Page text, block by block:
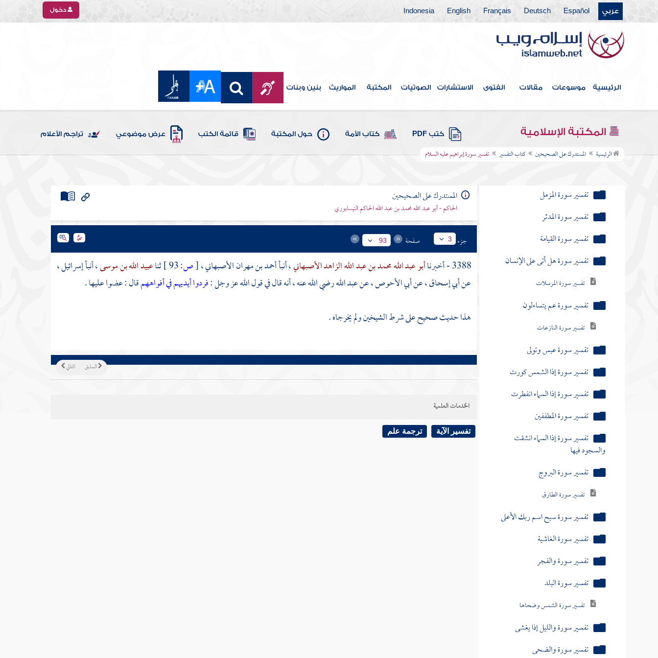
عربي Español
Deutsch
Français
English
Indonesia دخول
الرئيسية موسوعات مقالات الفتوى الاستشارات الصوتيات المكتبة المواريث بنين وبنات
المكتبة الإسلامية كتب PDF كتاب الأمة حول المكتبة قائمة الكتب عرض موضوعي تراجم الأعلام
الرئيسية المستدرك على الصحيحين كتاب التفسير تفسير سورة إبراهيم عليه السلام
تفسير سورة الحاقة
تفسير سورة سأل سائل
تفسير سورة نوح
تفسير سورة المرسلات
تفسير سورة عم يتساءلون
تفسير سورة النازعات
تفسير سورة عبس وتولى
تفسير سورة إذا الشمس كورت
تفسير سورة إذا السماء انفطرت
تفسير سورة المطففين
تفسير سورة إذا السماء انشقت
والسجود فيها
تفسير سورة البروج
تفسير سورة الطارق
تفسير سورة سبح اسم ربك الأعلى
تفسير سورة الغاشية
تفسير سورة والفجر
تفسير سورة البلد
تفسير سورة الشمس وضحاها
تفسير سورة والليل إذا يغشى
تفسير سورة والضحى
تفسير سورة ألم نشرح
تفسير سورة والتين
تفسير سورة اقرأ باسم ربك الذي خلق
تفسير سورة إنا أنزلناه
المستدرك على الصحيحين
الحاكم - أبو عبد الله محمد بن عبد الله الحاكم النيسابوري
جزء 3 صفحة 93
3388 - أخبرنا أبو عبد الله محمد بن عبد الله الزاهد الأصبهاني، أنبأأحمد بن مهران الأصبهاني،[ص: ثناعبيد الله بن موسى، أنبأإسرائيل،
عنأبي إسحاق، عنأبي الأحوص، عنعبد اللهرضي الله عنه ، أنه قال في قول الله عز وجل :فردوا أيديهم في أفواههمقال : عضوا عليها .
هذا حديث صحيح على شرط الشيخين ولم يخرجاه .
التالي السابق
الخدمات العلمية
تفسير الآية ترجمة علم